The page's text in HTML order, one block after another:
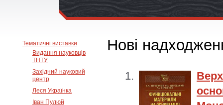
Тематичні виставки
Видання науковців
ТНТУ
Західний науковий
центр
Леся Українка
Іван Пулюй
Нові